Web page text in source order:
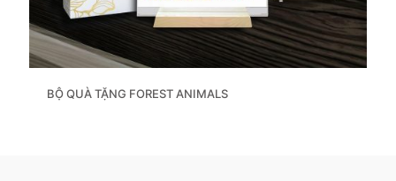
BỘ QUÀ TẶNG FOREST ANIMALS